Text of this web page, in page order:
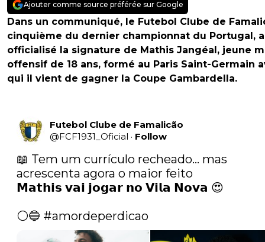
Ajouter comme source préférée sur Google
Dans un communiqué, le Futebol Clube de
cinquième du dernier championnat du Portugal, a
officialisé la signature de Mathis Jangéal, jeune
offensif de 18 ans, formé au Paris Saint-Germain
qui il vient de gagner la Coupe Gambardella.
Futebol Clube de Famalicão
@FCF1931_Oficial · Follow
📖 Tem um currículo recheado... mas
acrescenta agora o maior feito
𝗠𝗮𝘁𝗵𝗶𝘀 𝘃𝗮𝗶 𝗷𝗼𝗴𝗮𝗿 𝗻𝗼 𝗩𝗶𝗹𝗮 𝗡𝗼𝘃𝗮 😍
⚪️🔵 #amordeperdicao